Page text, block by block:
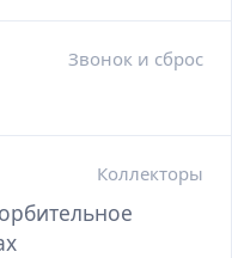
Звонок и сброс
Коллекторы